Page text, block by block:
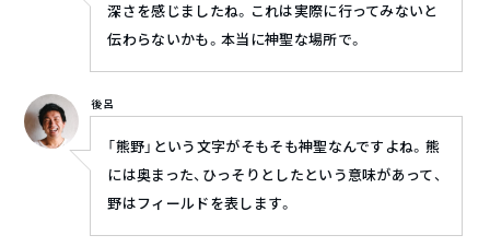
深さを感じましたね。これは実際に行ってみないと
伝わらないかも。本当に神聖な場所で。
後呂
「熊野」という文字がそもそも神聖なんですよね。熊
には奥まった、ひっそりとしたという意味があって、
野はフィールドを表します。